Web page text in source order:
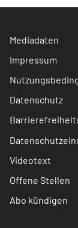
Mediadaten
Impressum
Datenschutz
Videotext
Offene Stellen
Abo kündigen